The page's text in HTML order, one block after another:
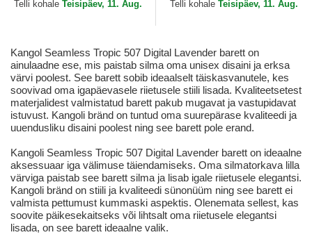
Telli kohale Teisipäev, 11. Aug. Telli kohale Teisipäev, 11. Aug.
Kangol Seamless Tropic 507 Digital Lavender barett on
ainulaadne ese, mis paistab silma oma unisex disaini ja erksa
värvi poolest. See barett sobib ideaalselt täiskasvanutele, kes
soovivad oma igapäevasele riietusele stiili lisada. Kvaliteetsetest
materjalidest valmistatud barett pakub mugavat ja vastupidavat
istuvust. Kangoli bränd on tuntud oma suurepärase kvaliteedi ja
uuendusliku disaini poolest ning see barett pole erand.
Kangoli Seamless Tropic 507 Digital Lavender barett on ideaalne
aksessuaar iga välimuse täiendamiseks. Oma silmatorkava lilla
värviga paistab see barett silma ja lisab igale riietusele elegantsi.
Kangoli bränd on stiili ja kvaliteedi sünonüüm ning see barett ei
valmista pettumust kummaski aspektis. Olenemata sellest, kas
soovite päikesekaitseks või lihtsalt oma riietusele elegantsi
lisada, on see barett ideaalne valik.